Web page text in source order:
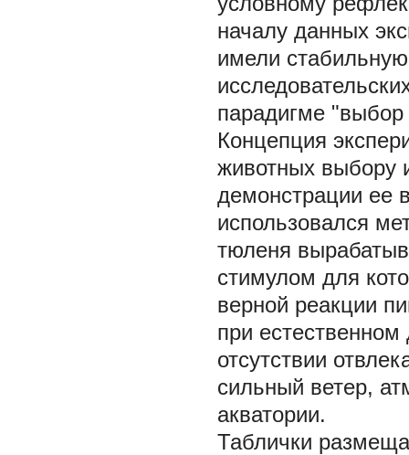
началу данных
имели
парадигме "выбор
Концепция
животных выбору
демонстрации ее
использовался
тюленя
стимулом для
верной реакции
при
отсутствии
сильный ветер,
акватории.
Таблички